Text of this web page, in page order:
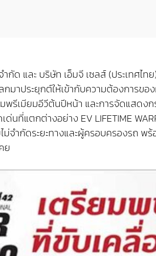
กัด และ บริษัท เอ็มจี เซลส์ (ประเทศ
กมาประยุกต์ให้เข้ากับความต้องการ
พรีเมียมอีวีต้นปีหน้า และการจัดแสดง
ด่นที่แตกต่างอย่าง EV LIFETIME
ม่จำกัดระยะทางและผู้ครอบครองรถ
ย